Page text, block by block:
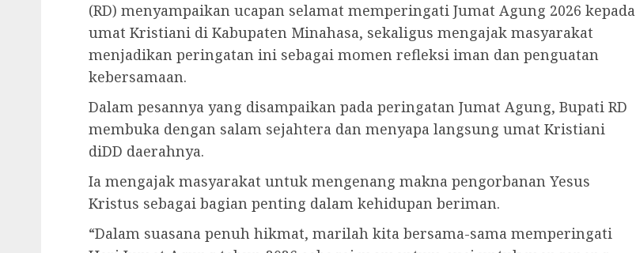
(RD) menyampaikan ucapan selamat memperingati Jumat Agung 2026 kepada
umat Kristiani di Kabupaten Minahasa, sekaligus mengajak masyarakat
menjadikan peringatan ini sebagai momen refleksi iman dan penguatan
kebersamaan.
Dalam pesannya yang disampaikan pada peringatan Jumat Agung, Bupati RD
membuka dengan salam sejahtera dan menyapa langsung umat Kristiani
diDD daerahnya.
Ia mengajak masyarakat untuk mengenang makna pengorbanan Yesus
Kristus sebagai bagian penting dalam kehidupan beriman.
“Dalam suasana penuh hikmat, marilah kita bersama-sama memperingati